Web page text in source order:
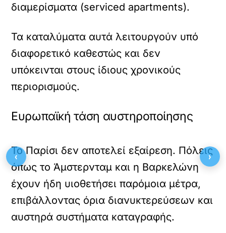
διαμερίσματα (serviced apartments).
Τα καταλύματα αυτά λειτουργούν υπό
διαφορετικό καθεστώς και δεν
υπόκεινται στους ίδιους χρονικούς
περιορισμούς.
Ευρωπαϊκή τάση αυστηροποίησης
Το Παρίσι δεν αποτελεί εξαίρεση. Πόλεις
όπως το Άμστερνταμ και η Βαρκελώνη
έχουν ήδη υιοθετήσει παρόμοια μέτρα,
επιβάλλοντας όρια διανυκτερεύσεων και
αυστηρά συστήματα καταγραφής.
‹ ›